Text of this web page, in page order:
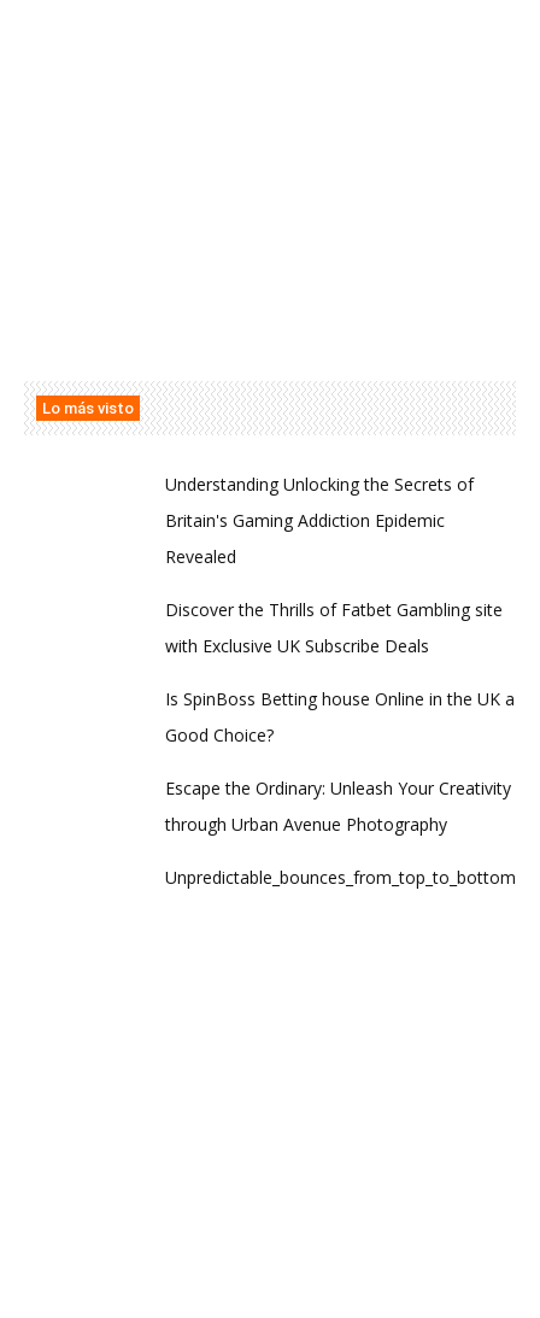
Lo más visto
Understanding Unlocking the Secrets of
Britain's Gaming Addiction Epidemic
Revealed
Discover the Thrills of Fatbet Gambling site
with Exclusive UK Subscribe Deals
Is SpinBoss Betting house Online in the UK a
Good Choice?
Escape the Ordinary: Unleash Your Creativity
through Urban Avenue Photography